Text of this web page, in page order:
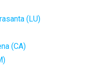
(LU)
(CA)